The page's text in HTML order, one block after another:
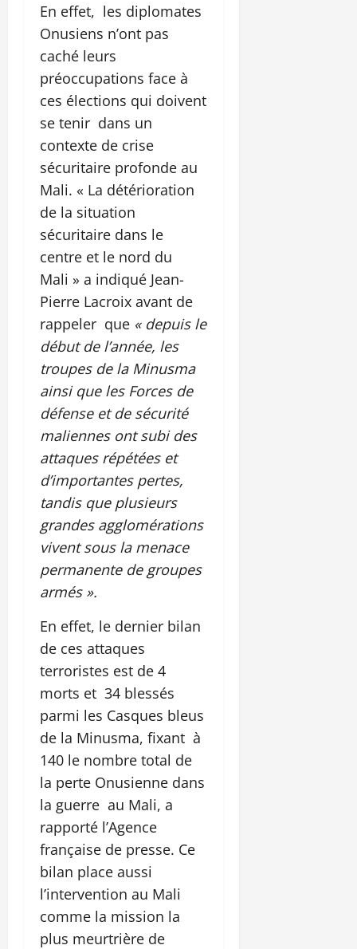
En effet, les diplomates
Onusiens n’ont pas
caché leurs
préoccupations face à
ces élections qui doivent
se tenir dans un
contexte de crise
sécuritaire profonde au
Mali. « La détérioration
de la situation
sécuritaire dans le
centre et le nord du
Mali » a indiqué Jean-
Pierre Lacroix avant de
rappeler que « depuis le
début de l’année, les
troupes de la Minusma
ainsi que les Forces de
défense et de sécurité
maliennes ont subi des
attaques répétées et
d’importantes pertes,
tandis que plusieurs
grandes agglomérations
vivent sous la menace
permanente de groupes
armés ».
En effet, le dernier bilan
de ces attaques
terroristes est de 4
morts et 34 blessés
parmi les Casques bleus
de la Minusma, fixant à
140 le nombre total de
la perte Onusienne dans
la guerre au Mali, a
rapporté l’Agence
française de presse. Ce
bilan place aussi
l’intervention au Mali
comme la mission la
plus meurtrière de